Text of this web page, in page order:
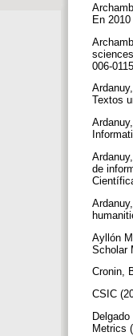
En
006-
Textos
de
Ayllón
Scholar
Cronin,
CSIC
Metrics